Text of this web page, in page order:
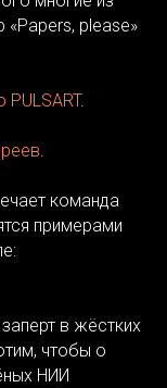
«Papers, please»
PULSART.
.
команда
примерами
в жёстких
чтобы о
НИИ